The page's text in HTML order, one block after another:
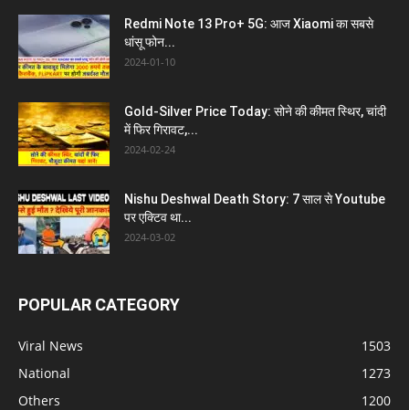
Redmi Note 13 Pro+ 5G: आज Xiaomi का सबसे
धांसू फोन...
2024-01-10
Gold-Silver Price Today: सोने की कीमत स्थिर, चांदी
में फिर गिरावट,...
2024-02-24
Nishu Deshwal Death Story: 7 साल से Youtube
पर एक्टिव था...
2024-03-02
POPULAR CATEGORY
Viral News
1503
National
1273
Others
1200